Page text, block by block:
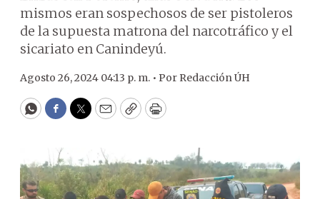
mismos eran sospechosos de ser pistoleros
de la supuesta matrona del narcotráfico y el
sicariato en Canindeyú.
Agosto 26, 2024 04:13 p. m. • Por Redacción ÚH
WhatsApp
Facebook
Twitter
EmailCopyPrint